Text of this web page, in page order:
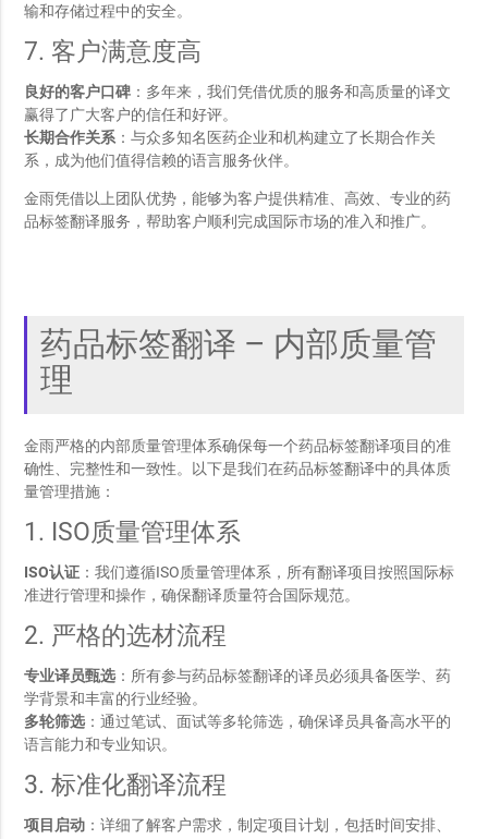
输和存储过程中的安全。
7. 客户满意度高
良好的客户口碑 ：多年来，我们凭借优质的服务和高质量的译文
赢得了广大客户的信任和好评。
长期合作关系：与众多知名医药企业和机构建立了长期合作关
系，成为他们值得信赖的语言服务伙伴。
金雨凭借以上团队优势，能够为客户提供精准、高效、专业的药
品标签翻译服务，帮助客户顺利完成国际市场的准入和推广。
药品标签翻译 – 内部质量管
理
金雨严格的内部质量管理体系确保每一个药品标签翻译项目的准
确性、完整性和一致性。以下是我们在药品标签翻译中的具体质
量管理措施：
1. ISO质量管理体系
ISO认证 ：我们遵循ISO质量管理体系，所有翻译项目按照国际标
准进行管理和操作，确保翻译质量符合国际规范。
2. 严格的选材流程
专业译员甄选 ：所有参与药品标签翻译的译员必须具备医学、药
学背景和丰富的行业经验。
多轮筛选 ：通过笔试、面试等多轮筛选，确保译员具备高水平的
语言能力和专业知识。
3. 标准化翻译流程
项目启动 ：详细了解客户需求，制定项目计划，包括时间安排、